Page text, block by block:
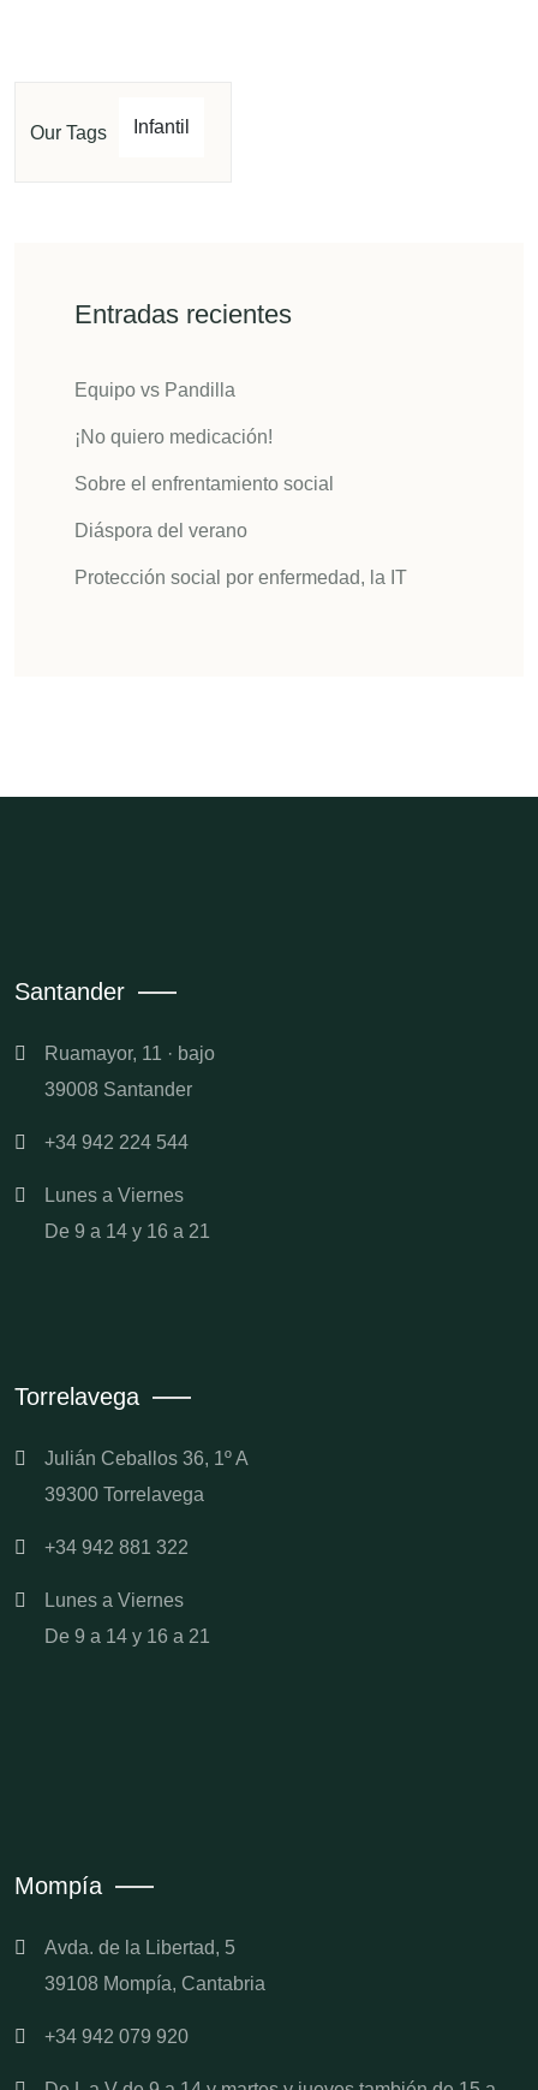
Our Tags Infantil
Entradas recientes
Equipo vs Pandilla
¡No quiero medicación!
Sobre el enfrentamiento social
Diáspora del verano
Protección social por enfermedad, la IT
Santander
Ruamayor, 11 · bajo
39008 Santander
+34 942 224 544
Lunes a Viernes
De 9 a 14 y 16 a 21
Torrelavega
Julián Ceballos 36, 1º A
39300 Torrelavega
+34 942 881 322
Lunes a Viernes
De 9 a 14 y 16 a 21
Mompía
Avda. de la Libertad, 5
39108 Mompía, Cantabria
+34 942 079 920